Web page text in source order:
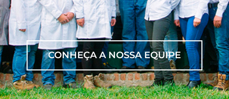
CONHEÇA A NOSSA EQUIPE